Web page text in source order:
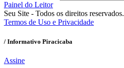
Painel do Leitor
Seu Site - Todos os direitos reservados.
Termos de Uso e Privacidade
/ Informativo Piracicaba
Assine